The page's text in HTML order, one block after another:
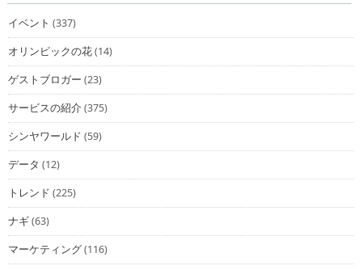
イベント (337)
オリンピックの花(14)
ゲストブロガー (23)
サービスの紹介(375)
シンヤワールド (59)
データ (12)
トレンド (225)
ナギ(63)
マーケティング(116)